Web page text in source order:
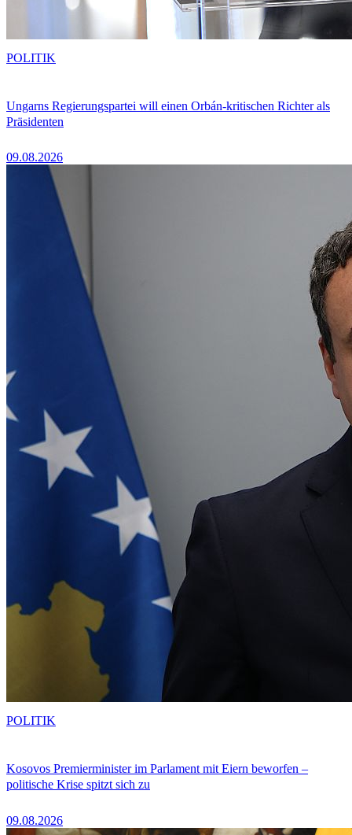
Ungarns Regierungspartei will einen Orbán-kritischen Richter als
Präsidenten
09.08.2026
POLITIK
Kosovos Premierminister im Parlament mit Eiern beworfen –
politische Krise spitzt sich zu
09.08.2026
POLITIK